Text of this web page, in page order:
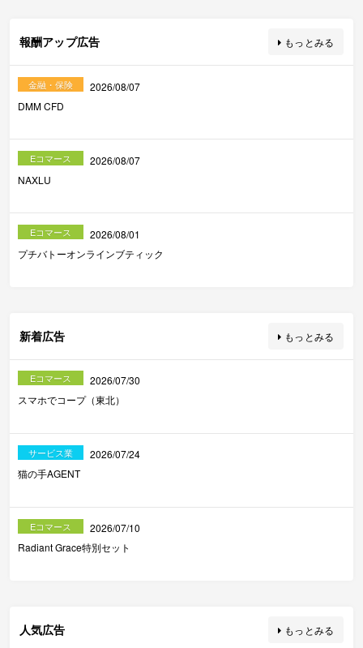
報酬アップ広告 もっとみる
金融・保険
2026/08/07
DMM CFD
Eコマース
2026/08/07
NAXLU
Eコマース
2026/08/01
プチバトーオンラインブティック
新着広告 もっとみる
Eコマース
2026/07/30
スマホでコープ（東北）
サービス業
2026/07/24
猫の手AGENT
Eコマース
2026/07/10
Radiant Grace特別セット
人気広告 もっとみる